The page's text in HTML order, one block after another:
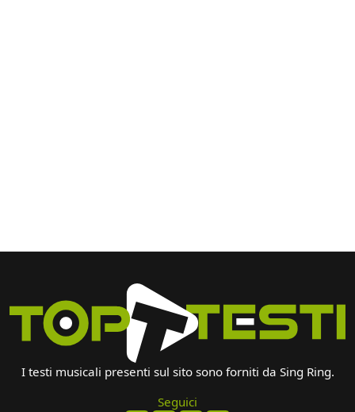
I testi musicali presenti sul sito sono forniti da Sing Ring.
Seguici